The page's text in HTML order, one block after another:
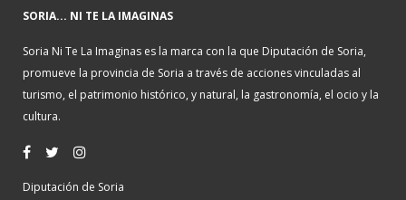
SORIA... NI TE LA IMAGINAS
Soria Ni Te La Imaginas es la marca con la que Diputación de Soria,
promueve la provincia de Soria a través de acciones vinculadas al
turismo, el patrimonio histórico, y natural, la gastronomía, el ocio y la
cultura.
Diputación de Soria